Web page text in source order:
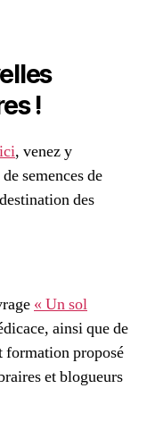
!
, venez y
semences de
des
« Un sol
ainsi que de
formation proposé
et blogueurs